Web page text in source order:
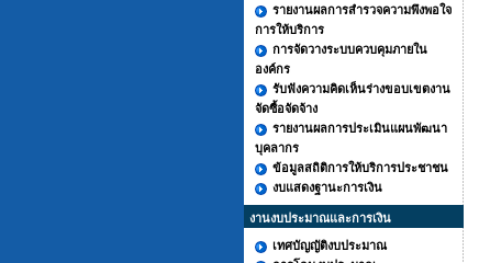
รายงานผลการสำรวจความพึงพอใจ
การให้บริการ
การจัดวางระบบควบคุมภายใน
องค์กร
รับฟังความคิดเห็นร่างขอบเขตงาน
จัดซื้อจัดจ้าง
รายงานผลการประเมินแผนพัฒนา
บุคลากร
ข้อมูลสถิติการให้บริการประชาชน
งบแสดงฐานะการเงิน
งานงบประมาณและการเงิน
เทศบัญญัติงบประมาณ